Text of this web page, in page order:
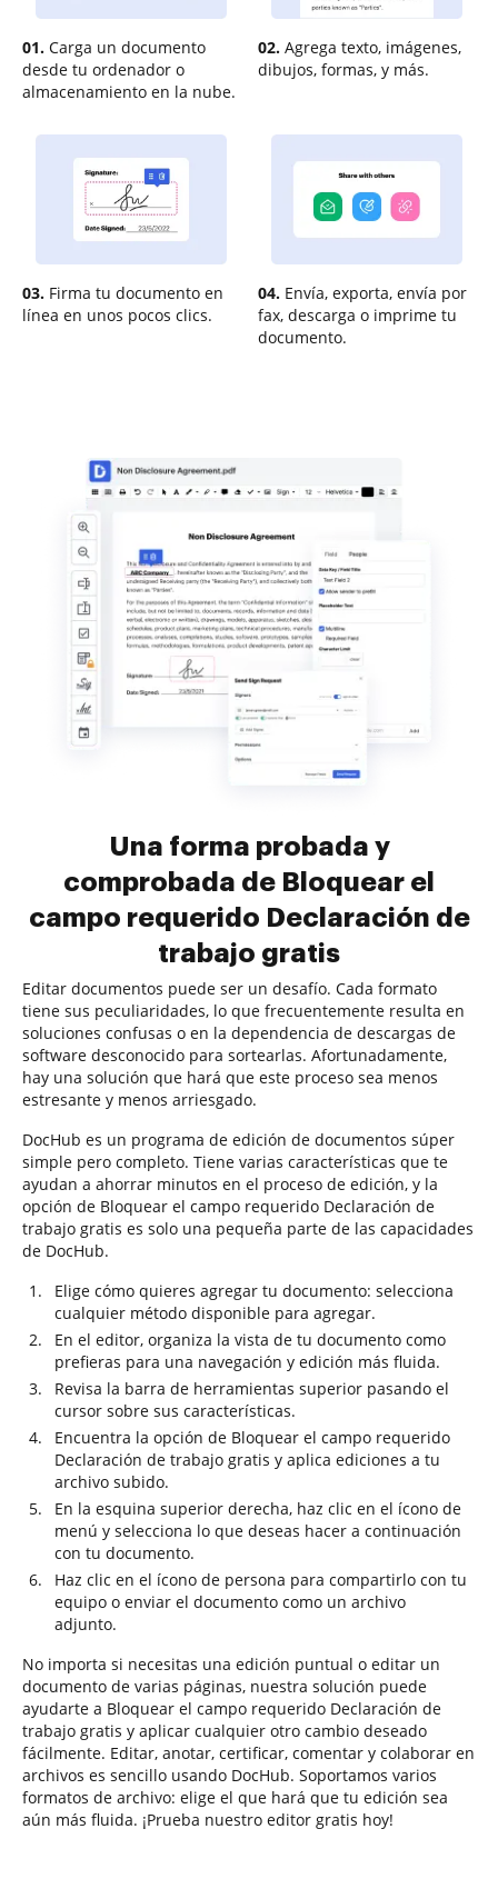
01. Carga un documento
desde tu ordenador o
almacenamiento en la nube.
02. Agrega texto, imágenes,
dibujos, formas, y más.
03. Firma tu documento en
línea en unos pocos clics.
04. Envía, exporta, envía por
fax, descarga o imprime tu
documento.
Una forma probada y
comprobada de Bloquear el
campo requerido Declaración de
trabajo gratis
Editar documentos puede ser un desafío. Cada formato
tiene sus peculiaridades, lo que frecuentemente resulta en
soluciones confusas o en la dependencia de descargas de
software desconocido para sortearlas. Afortunadamente,
hay una solución que hará que este proceso sea menos
estresante y menos arriesgado.
DocHub es un programa de edición de documentos súper
simple pero completo. Tiene varias características que te
ayudan a ahorrar minutos en el proceso de edición, y la
opción de Bloquear el campo requerido Declaración de
trabajo gratis es solo una pequeña parte de las capacidades
de DocHub.
Elige cómo quieres agregar tu documento: selecciona
cualquier método disponible para agregar.
En el editor, organiza la vista de tu documento como
prefieras para una navegación y edición más fluida.
Revisa la barra de herramientas superior pasando el
cursor sobre sus características.
Encuentra la opción de Bloquear el campo requerido
Declaración de trabajo gratis y aplica ediciones a tu
archivo subido.
En la esquina superior derecha, haz clic en el ícono de
menú y selecciona lo que deseas hacer a continuación
con tu documento.
Haz clic en el ícono de persona para compartirlo con tu
equipo o enviar el documento como un archivo
adjunto.
No importa si necesitas una edición puntual o editar un
documento de varias páginas, nuestra solución puede
ayudarte a Bloquear el campo requerido Declaración de
trabajo gratis y aplicar cualquier otro cambio deseado
fácilmente. Editar, anotar, certificar, comentar y colaborar en
archivos es sencillo usando DocHub. Soportamos varios
formatos de archivo: elige el que hará que tu edición sea
aún más fluida. ¡Prueba nuestro editor gratis hoy!